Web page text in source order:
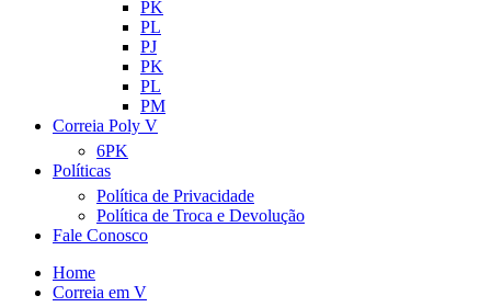
PK
PL
PJ
PK
PL
PM
Correia Poly V
6PK
Políticas
Política de Privacidade
Política de Troca e Devolução
Fale Conosco
Home
Correia em V